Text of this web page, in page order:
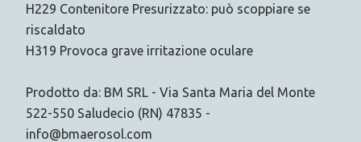
H229 Contenitore Presurizzato: può scoppiare se
riscaldato
H319 Provoca grave irritazione oculare
Prodotto da: BM SRL - Via Santa Maria del Monte
522-550 Saludecio (RN) 47835 -
info@bmaerosol.com